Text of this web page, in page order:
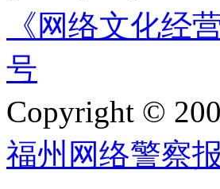
《网络文化经
号
Copyright ©
福州网络警察